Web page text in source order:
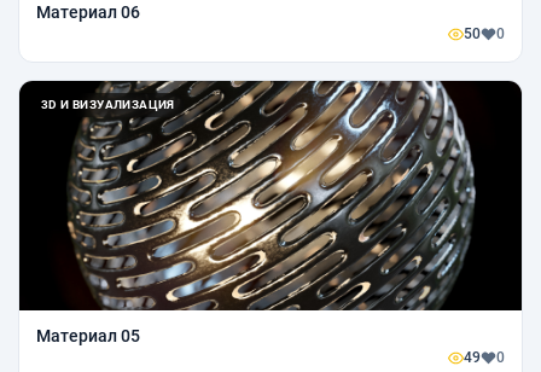
Материал 06
50 0
3D И ВИЗУАЛИЗАЦИЯ
Материал 05
49 0